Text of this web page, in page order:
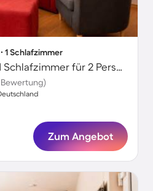
1 Schlafzimmer
Ferienwohnung mit 1 Schlafzimmer für 2 Personen
Bewertung)
Zum Angebot